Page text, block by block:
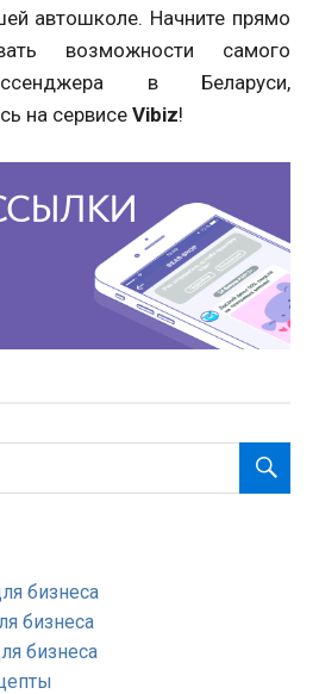
автошколе. Начните прямо
возможности самого
в Беларуси,
на сервисе Vibiz!
бизнеса
бизнеса
бизнеса